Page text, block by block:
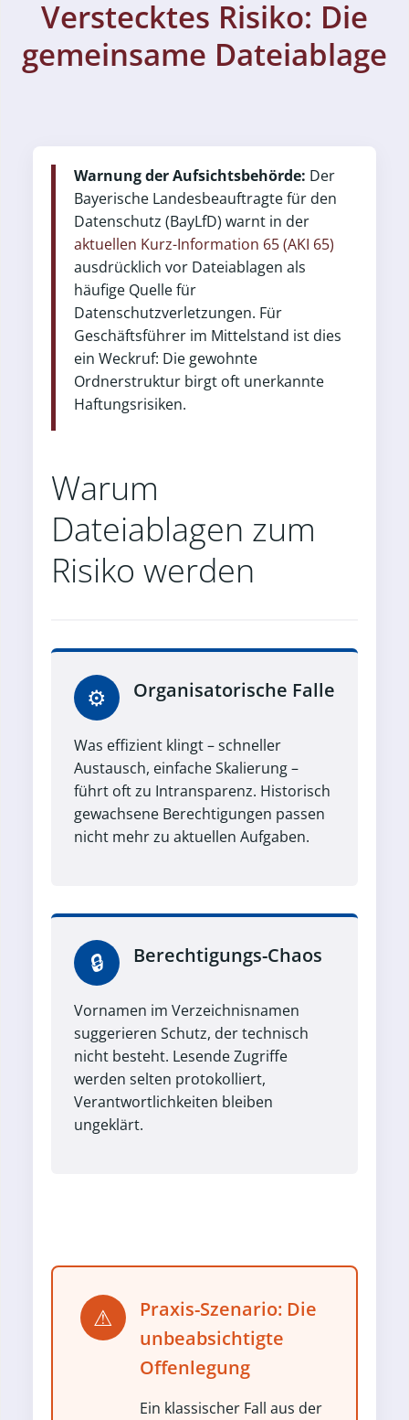
Verstecktes Risiko: Die
gemeinsame Dateiablage
Warnung der Aufsichtsbehörde: Der
Bayerische Landesbeauftragte für den
Datenschutz (BayLfD) warnt in der
aktuellen Kurz-Information 65 (AKI 65)
ausdrücklich vor Dateiablagen als
häufige Quelle für
Datenschutzverletzungen. Für
Geschäftsführer im Mittelstand ist dies
ein Weckruf: Die gewohnte
Ordnerstruktur birgt oft unerkannte
Haftungsrisiken.
Warum
Dateiablagen zum
Risiko werden
⚙ Organisatorische Falle
Was effizient klingt – schneller
Austausch, einfache Skalierung –
führt oft zu Intransparenz. Historisch
gewachsene Berechtigungen passen
nicht mehr zu aktuellen Aufgaben.
🔒 Berechtigungs-Chaos
Vornamen im Verzeichnisnamen
suggerieren Schutz, der technisch
nicht besteht. Lesende Zugriffe
werden selten protokolliert,
Verantwortlichkeiten bleiben
ungeklärt.
⚠
Praxis-Szenario: Die
unbeabsichtigte
Offenlegung
Ein klassischer Fall aus der